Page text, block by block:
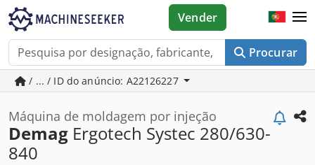
Procurar
Vender
/ ... / ID do anúncio: A22126227
Máquina de moldagem por injeção
Demag Ergotech Systec 280/630-
840